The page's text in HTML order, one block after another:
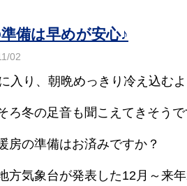
備は早めが安心♪
02
入り、朝晩めっきり冷え込むよ
ろ冬の足音も聞こえてきそうで
房の準備はお済みですか？
方気象台が発表した12月～来